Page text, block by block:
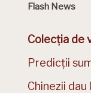
Flash News
Colecția de
Predicții
Chinezii